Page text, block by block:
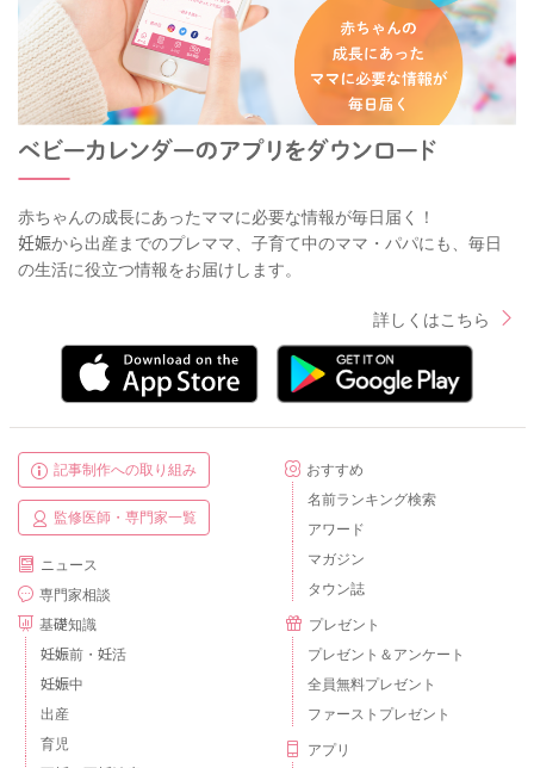
赤ちゃんの成長にあったママに必要な情報が毎日届く！
妊娠から出産までのプレママ、子育て中のママ・パパにも、毎日
の生活に役立つ情報をお届けします。
詳しくはこちら
記事制作への取り組み
監修医師・専門家一覧
ニュース
専門家相談
基礎知識
妊娠前・妊活
妊娠中
出産
育児
おすすめ
名前ランキング検索
アワード
マガジン
タウン誌
プレゼント
プレゼント＆アンケート
全員無料プレゼント
ファーストプレゼント
アプリ